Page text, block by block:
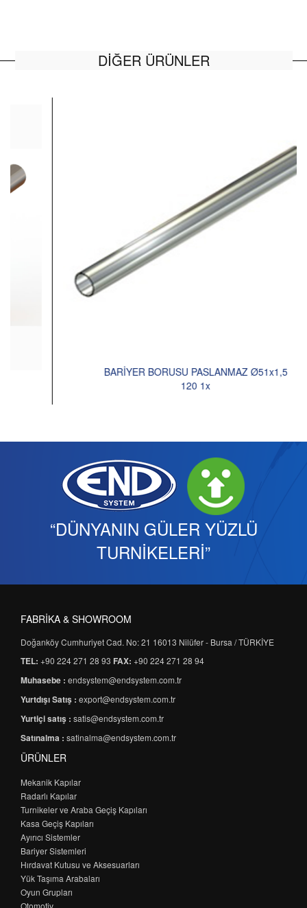
DİĞER ÜRÜNLER
BARİYER BORUSU PASLANMAZ Ø51x1,5
“DÜNYANIN GÜLER YÜZLÜ
TURNİKELERİ”
FABRİKA & SHOWROOM
Doğanköy Cumhuriyet Cad. No: 21 16013 Nilüfer - Bursa / TÜRKİYE
TEL: +90 224 271 28 93 FAX: +90 224 271 28 94
Muhasebe : endsystem@endsystem.com.tr
Yurtdışı Satış : export@endsystem.com.tr
Yurtiçi satış : satis@endsystem.com.tr
Satınalma : satinalma@endsystem.com.tr
ÜRÜNLER
Mekanik Kapılar
Radarlı Kapılar
Turnikeler ve Araba Geçiş Kapıları
Kasa Geçiş Kapıları
Ayırıcı Sistemler
Bariyer Sistemleri
Hırdavat Kutusu ve Aksesuarları
Yük Taşıma Arabaları
Oyun Grupları